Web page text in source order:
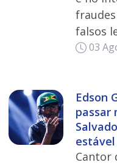
falsos
03
Edson
passar
estável
Cantor